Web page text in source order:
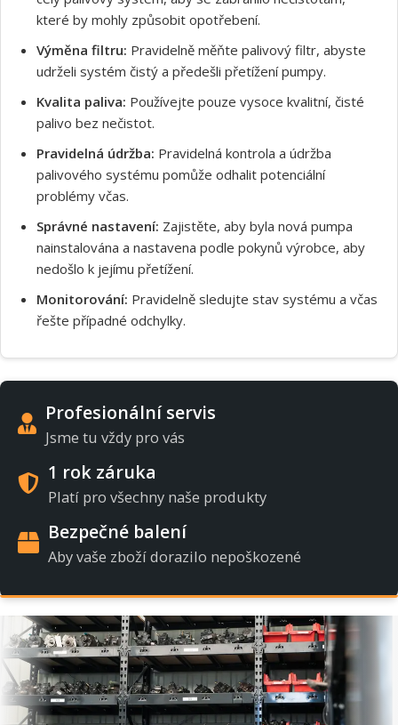
které by mohly způsobit opotřebení.
Výměna filtru: Pravidelně měňte palivový filtr, abyste
udrželi systém čistý a předešli přetížení pumpy.
Kvalita paliva: Používejte pouze vysoce kvalitní, čisté
palivo bez nečistot.
Pravidelná údržba: Pravidelná kontrola a údržba
palivového systému pomůže odhalit potenciální
problémy včas.
Správné nastavení: Zajistěte, aby byla nová pumpa
nainstalována a nastavena podle pokynů výrobce, aby
nedošlo k jejímu přetížení.
Monitorování: Pravidelně sledujte stav systému a včas
řešte případné odchylky.
Profesionální servis
Jsme tu vždy pro vás
1 rok záruka
Platí pro všechny naše produkty
Bezpečné balení
Aby vaše zboží dorazilo nepoškozené